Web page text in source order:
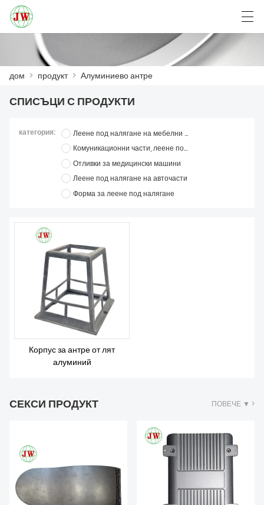
ПРОДУКТ
VISITA Á FÁBRICA
СВЪРЖЕТЕ СЕ С НАС
ЗА НАС
العربية Deutsch English
дом > продукт > Алуминиево антре
СПИСЪЦИ С ПРОДУКТИ
категория:
Леене под налягане на мебелни части
Комуникационни части, леене под налягане
Отливки за медицински машини
Леене под налягане на авточасти
Форма за леене под налягане
Корпус за антре от лят
алуминий
СЕКСИ ПРОДУКТ ПОВЕЧЕ ▼ >